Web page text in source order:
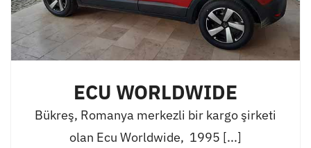
ECU WORLDWIDE
Bükreş, Romanya merkezli bir kargo şirketi
olan Ecu Worldwide, 1995 [...]